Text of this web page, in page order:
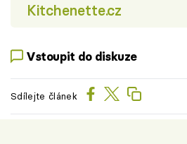
Kitchenette.cz
Vstoupit do diskuze
Sdílejte článek